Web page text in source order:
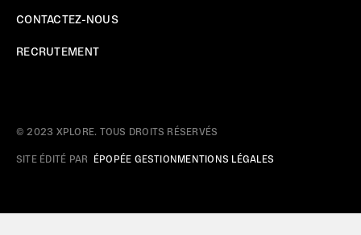
CONTACTEZ-NOUS
RECRUTEMENT
© 2023 XPLORE. TOUS DROITS RÉSERVÉS
SITE ÉDITÉ PAR ÉPOPÉE GESTION MENTIONS LÉGALES